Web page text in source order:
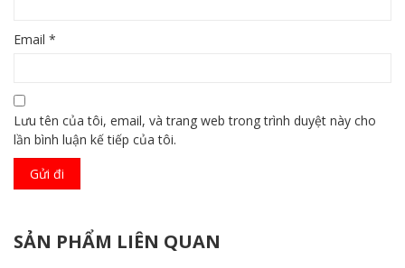
Email *
Lưu tên của tôi, email, và trang web trong trình duyệt này cho
lần bình luận kế tiếp của tôi.
SẢN PHẨM LIÊN QUAN